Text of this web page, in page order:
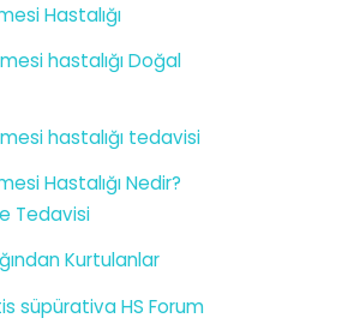
Hastalığı
hastalığı Doğal
hastalığı tedavisi
Hastalığı Nedir?
Tedavisi
Kurtulanlar
süpürativa HS Forum